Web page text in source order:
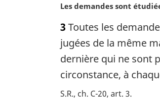
N
t
e
m
a
r
i
Les demandes sont
3Toutes les
jugées de la même
dernière qui ne sont
circonstance, à
S.R., ch. C-20, art. 3